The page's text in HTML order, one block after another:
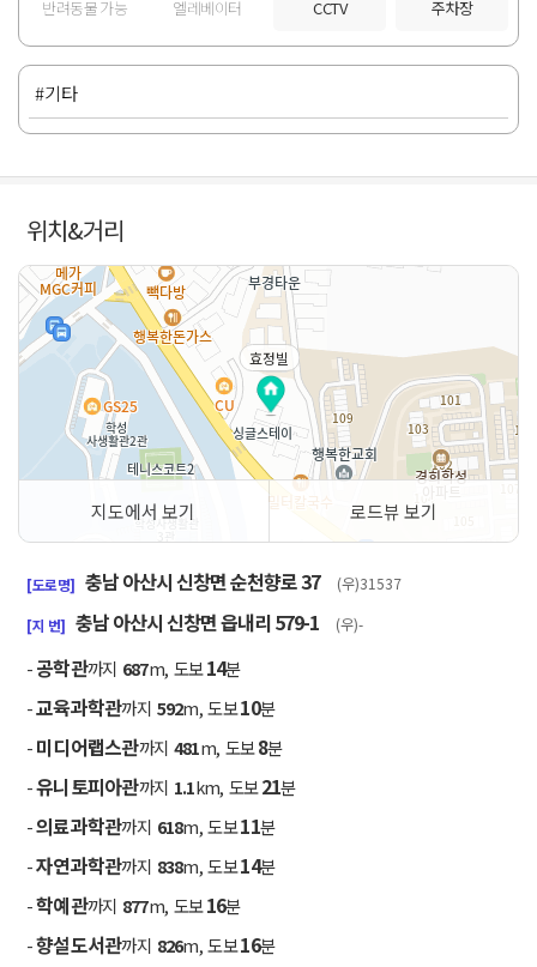
반려동물 가능 엘레베이터 CCTV 주차장
#기타
위치&거리
효정빌
지도에서 보기 로드뷰 보기
[도로명] 충남 아산시 신창면 순천향로 37 (우)31537
[지 번] 충남 아산시 신창면 읍내리 579-1 (우)-
-공학관까지 687m, 도보14분
-교육과학관까지 592m, 도보10분
-미디어랩스관까지 481m, 도보8분
-유니토피아관까지 1.1km, 도보21분
-의료과학관까지 618m, 도보11분
-자연과학관까지 838m, 도보14분
-학예관까지 877m, 도보16분
-향설도서관까지 826m, 도보16분